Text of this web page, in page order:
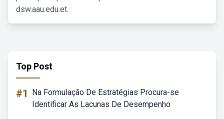
dsw.aau.edu.et.
Top Post
#1
Na Formulação De Estratégias Procura-se
Identificar As Lacunas De Desempenho